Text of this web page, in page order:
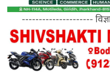
---------------------